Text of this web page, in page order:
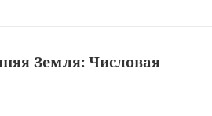
Земля: Числовая